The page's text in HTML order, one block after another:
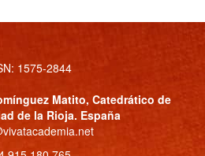
1575-2844
Matito, Catedrático de
de la Rioja. España